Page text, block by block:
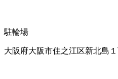
駐輪場
大阪府大阪市住之江区新北島１